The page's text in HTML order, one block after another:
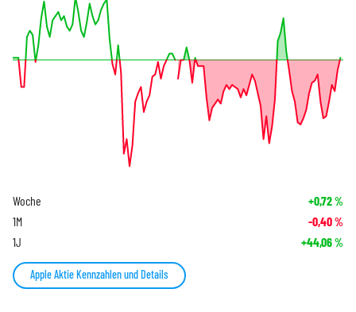
Woche +0,72%
1M -0,40%
1J +44,06%
Apple Aktie Kennzahlen und Details